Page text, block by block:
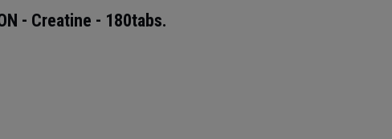
- Creatine - 180tabs.